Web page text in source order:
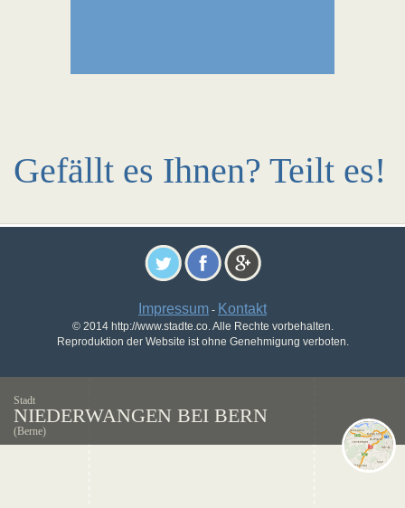
Gefällt es Ihnen? Teilt es!
Impressum - Kontakt
© 2014 http://www.stadte.co. Alle Rechte vorbehalten.
Reproduktion der Website ist ohne Genehmigung verboten.
Stadt
NIEDERWANGEN BEI BERN
(Berne)